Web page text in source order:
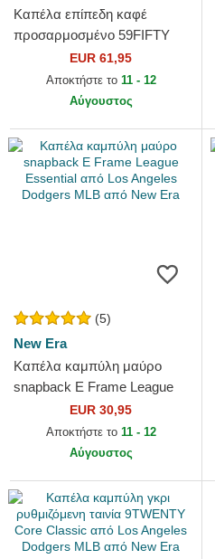
Καπέλα επίπεδη καφέ
προσαρμοσμένο 59FIFTY
The Elements Fire Pin από
Los Angeles Dodgers MLB
EUR 61,95
Αποκτήστε το 11 - 12
Αύγουστος
(5)
New Era
Καπέλα καμπύλη μαύρο
snapback E Frame League
Essential από Los Angeles
Dodgers MLB από New Era
EUR 30,95
Αποκτήστε το 11 - 12
Αύγουστος